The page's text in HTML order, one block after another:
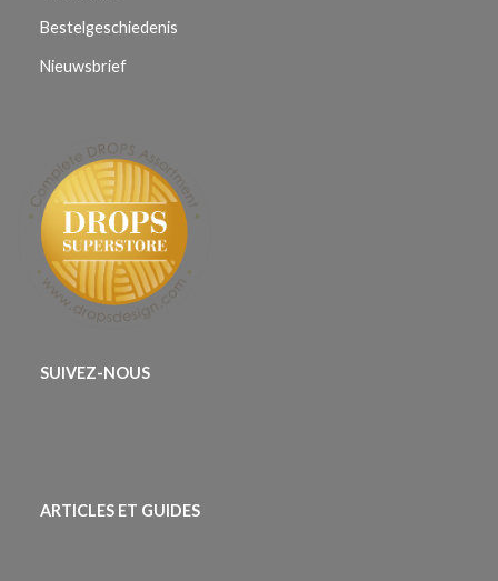
Bestelgeschiedenis
Nieuwsbrief
SUIVEZ-NOUS
ARTICLES ET GUIDES